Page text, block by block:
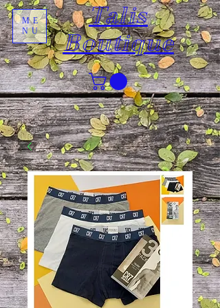
Talis
Boutique
ME
NU